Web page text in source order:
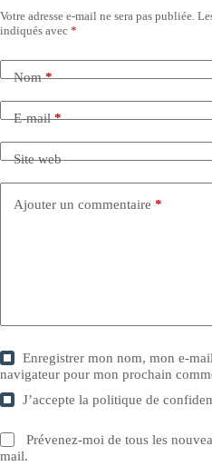
Votre adresse e-mail ne sera pas publiée.
indiqués avec *
Nom*
E-mail*
Site web
Ajouter un commentaire *
Enregistrer mon nom, mon e-
navigateur pour mon prochain
J’accepte lapolitique de
Prévenez-moi de tous les
mail.